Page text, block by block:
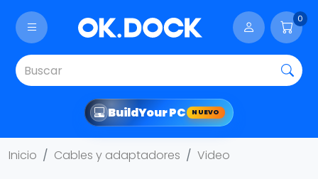
0
BuildYour PC NUEVO
Inicio Cables y adaptadores Video